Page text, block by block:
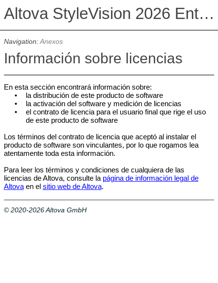
Altova StyleVision 2026 Enterprise Edition
Navigation:Anexos
Información sobre licencias
En esta sección encontrará información sobre:
•
la distribución de este producto de software
•
la activación del software y medición de licencias
•
el contrato de licencia para el usuario finalque rige el uso
de este producto de software
Los términos del contrato de licencia que aceptó al instalar el
producto de software son vinculantes, por lo que rogamos lea
atentamente toda esta información.
Para leer los términos y condiciones de cualquiera de las
licencias de Altova, consulte la página de información legal de
Altovaen el sitio web de Altova.
© 2020-2026 Altova GmbH